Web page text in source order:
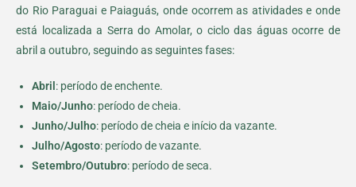
do Rio Paraguai e Paiaguás, onde ocorrem as atividades e onde
está localizada a Serra do Amolar, o ciclo das águas ocorre de
abril a outubro, seguindo as seguintes fases:
Abril : período de enchente.
Maio/Junho: período de cheia.
Junho/Julho: período de cheia e início da vazante.
Julho/Agosto: período de vazante.
Setembro/Outubro: período de seca.